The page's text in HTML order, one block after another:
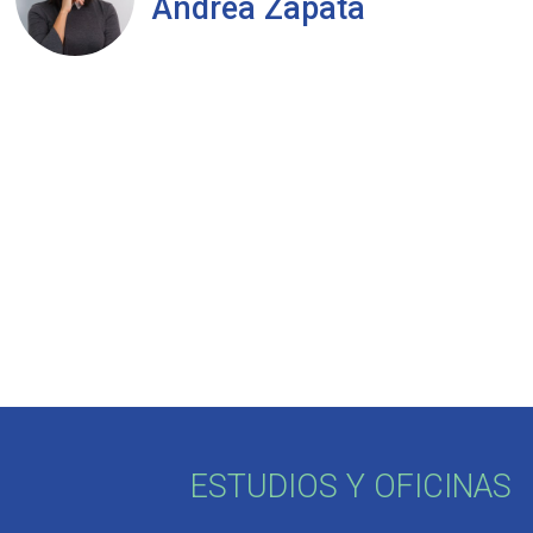
Andrea Zapata
ESTUDIOS Y OFICINAS